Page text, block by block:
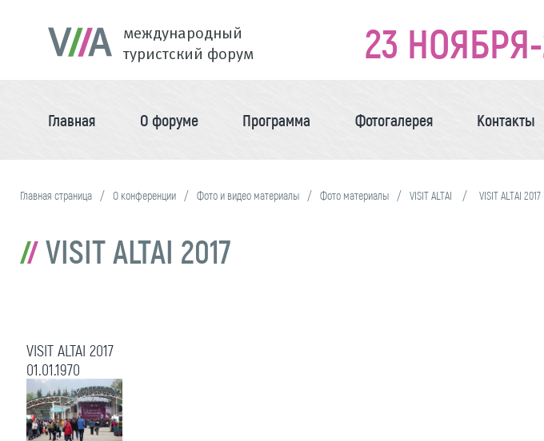
международный
туристский форум
23
Главная О форуме Программа Фотогалерея Контакты
Главная страница О конференции Фото и видео материалы Фото материалы VISIT ALTAI VISIT ALTAI 2017
VISIT ALTAI 2017
VISIT ALTAI 2017
01.01.1970